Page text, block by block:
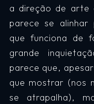
a direção de arte
parece se alinhar
que funciona de
grande
parece que,
que mostrar (nos
se atrapalha),